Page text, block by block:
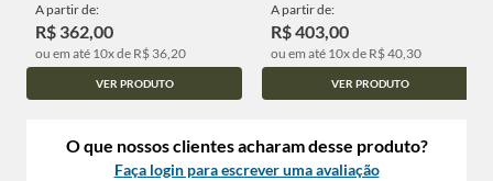
A partir de:
R$ 362,00
ou em até 10x de R$ 36,20
VER PRODUTO
A partir de:
R$ 403,00
ou em até 10x de R$ 40,30
VER PRODUTO
O que nossos clientes acharam desse produto?
Faça login para escrever uma avaliação